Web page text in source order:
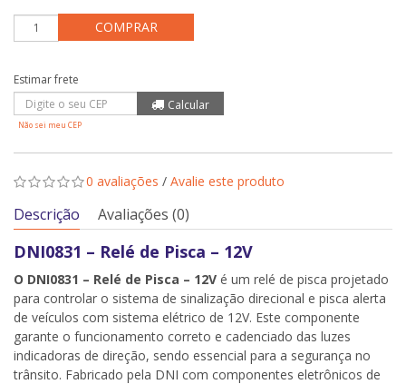
COMPRAR
Não sei meu CEP
0 avaliações / Avalie este produto
Descrição Avaliações (0)
DNI0831 – Relé de Pisca – 12V
O DNI0831 – Relé de Pisca – 12V é um relé de pisca projetado
para controlar o sistema de sinalização direcional e pisca alerta
de veículos com sistema elétrico de 12V. Este componente
garante o funcionamento correto e cadenciado das luzes
indicadoras de direção, sendo essencial para a segurança no
trânsito. Fabricado pela DNI com componentes eletrônicos de